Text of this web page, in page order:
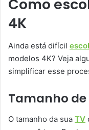
Como
4K
Ainda está difícil
modelos 4K? Veja
simplificar esse
Tamanho
O tamanho da sua TV